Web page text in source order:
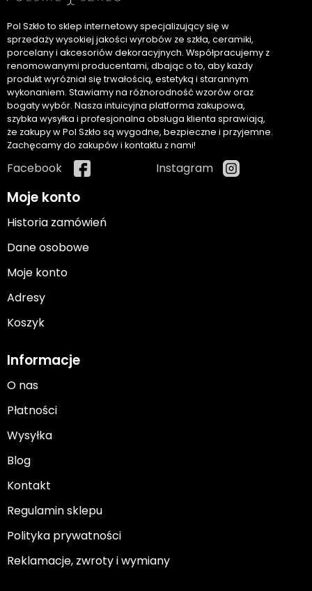
Pol Szkło to sklep internetowy specjalizujący się w
sprzedaży wysokiej jakości wyrobów ze szkła, ceramiki,
porcelany i akcesoriów dekoracyjnych. Współpracujemy z
renomowanymi producentami, dbając o to, aby każdy
produkt wyróżniał się trwałością, estetyką i starannym
wykonaniem. Stawiamy na różnorodność wzorów oraz
bogaty wybór. Nasza intuicyjna platforma zakupowa,
szybka wysyłka i profesjonalna obsługa klienta sprawiają,
że zakupy w Pol Szkło są wygodne, bezpieczne i przyjemne.
Zachęcamy do zakupów i kontaktu z nami!
Facebook Instagram
Moje konto
Historia zamówień
Dane osobowe
Moje konto
Adresy
Koszyk
Informacje
O nas
Płatności
Wysyłka
Blog
Kontakt
Regulamin sklepu
Polityka prywatności
Reklamacje, zwroty i wymiany